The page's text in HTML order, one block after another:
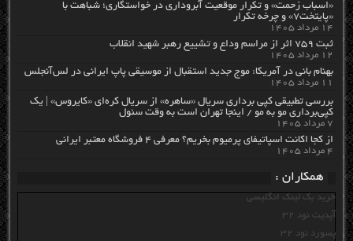
«اسباب زحمت» و تکرار موقعیت آبروداری در خواستگاری؛ شباهت با
«پایتخت۷» و چرخه تکرار
۱۴ مرداد ۱۴۰۵
ثبت ۷۵۹ اثر از مراسم وداع و تشییع رهبر شهید انقلاب
۱۲ مرداد ۱۴۰۵
بهنام بانی در آمریکا: موج جدید استقبال از موسیقی پاپ ایرانی در لس‌آنجلس
۱۱ مرداد ۱۴۰۵
بررسی تطبیقی کپی برداری سریال «ساهره» از سریال کره‌ای «کایروس» | یک
کپی‌برداری مو به مو / اینجا تهران است به وقت سئول
۷ مرداد ۱۴۰۵
از کجا اکانت اسپاتیفای پرمیوم بخریم؟ معرفی ۴ فروشگاه معتبر ایرانی
۴ مرداد ۱۴۰۵
همکاران :
خرید بک لینک انگلیسی
آپدیت نود 32
پسورد نود 32